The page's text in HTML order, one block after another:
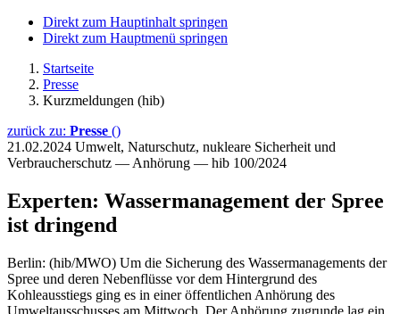
Direkt zum Hauptinhalt springen
Direkt zum Hauptmenü springen
Startseite
Presse
Kurzmeldungen (hib)
zurück zu: Presse ()
21.02.2024 Umwelt, Naturschutz, nukleare Sicherheit und
Verbraucherschutz — Anhörung — hib 100/2024
Experten: Wassermanagement der Spree
ist dringend
Berlin: (hib/MWO) Um die Sicherung des Wassermanagements der
Spree und deren Nebenflüsse vor dem Hintergrund des
Kohleausstiegs ging es in einer öffentlichen Anhörung des
Umweltausschusses am Mittwoch. Der Anhörung zugrunde lag ein